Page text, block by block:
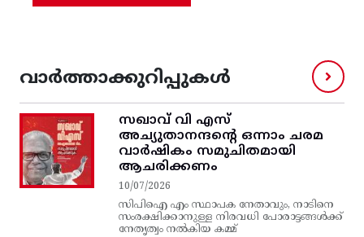
വാർത്താക്കുറിപ്പുകൾ
സഖാവ് വി എസ്‌
അച്യുതാനന്ദന്റെ ഒന്നാം ചരമ
വാര്‍ഷികം സമുചിതമായി
ആചരിക്കണം
10/07/2026
സിപിഐ എം സ്ഥാപക നേതാവും, നാടിനെ
സംരക്ഷിക്കാനുള്ള നിരവധി പോരാട്ടങ്ങള്‍ക്ക്‌
നേതൃത്വം നല്‍കിയ കമ്മ്